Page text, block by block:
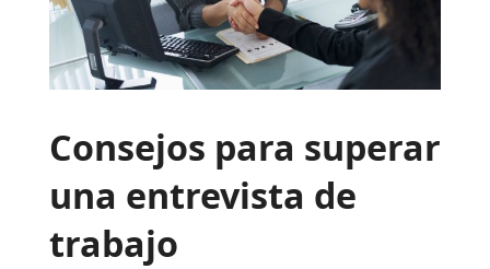
Consejos para superar
una entrevista de
trabajo